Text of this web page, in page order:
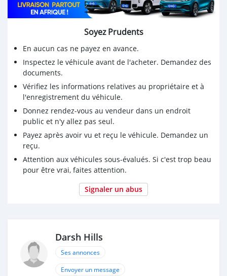
Soyez Prudents
En aucun cas ne payez en avance.
Inspectez le véhicule avant de l'acheter. Demandez des
documents.
Vérifiez les informations relatives au propriétaire et à
l'enregistrement du véhicule.
Donnez rendez-vous au vendeur dans un endroit
public et n'y allez pas seul.
Payez après avoir vu et reçu le véhicule. Demandez un
reçu.
Attention aux véhicules sous-évalués. Si c'est trop beau
pour être vrai, faites attention.
Signaler un abus
Darsh Hills
Ses annonces
Envoyer un message